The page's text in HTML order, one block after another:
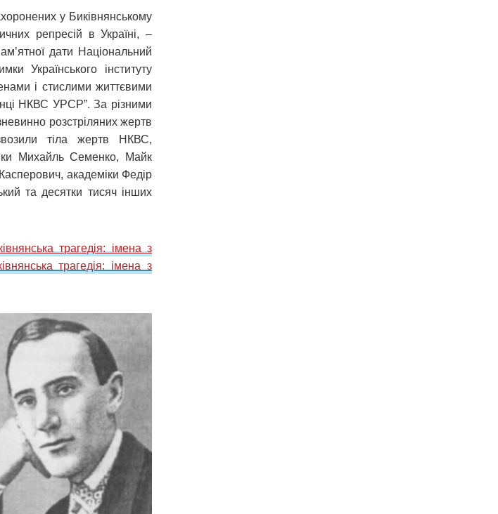
у Биківнянському
репресій в Україні, –
дати Національний
Українського інституту
і стислими життєвими
НКВС УРСР”. За різними
розстріляних жертв
тіла жертв НКВС,
Михайль Семенко, Майк
академіки Федір
та десятки тисяч інших
трагедія: імена з
трагедія: імена з